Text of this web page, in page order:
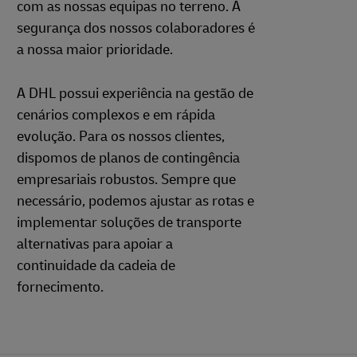
com as nossas equipas no terreno. A
segurança dos nossos colaboradores é
a nossa maior prioridade.
A DHL possui experiência na gestão de
cenários complexos e em rápida
evolução. Para os nossos clientes,
dispomos de planos de contingência
empresariais robustos. Sempre que
necessário, podemos ajustar as rotas e
implementar soluções de transporte
alternativas para apoiar a
continuidade da cadeia de
fornecimento.